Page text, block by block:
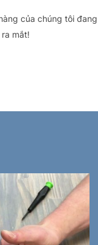
của chúng tôi đang
mắt!